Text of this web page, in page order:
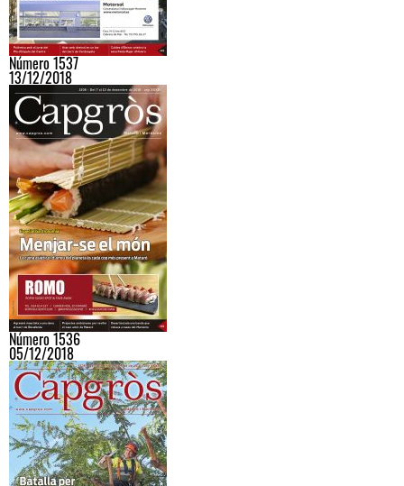
Número 1537
13/12/2018
Número 1536
05/12/2018